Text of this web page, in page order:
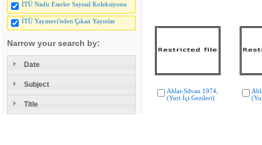
İTÜ Nadir Eserler Sayısal Koleksiyonu
İTÜ Yayınevi'nden Çıkan Yayınlar
Narrow your search by:
Date
Subject
Title
Ahlat-Silvan 1974,
(Yurt İçi Gezileri)